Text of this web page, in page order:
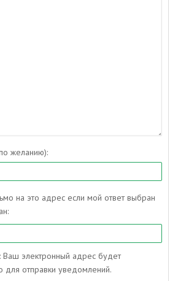
желанию):
на это адрес если мой ответ выбран
Ваш электронный адрес будет
для отправки уведомлений.